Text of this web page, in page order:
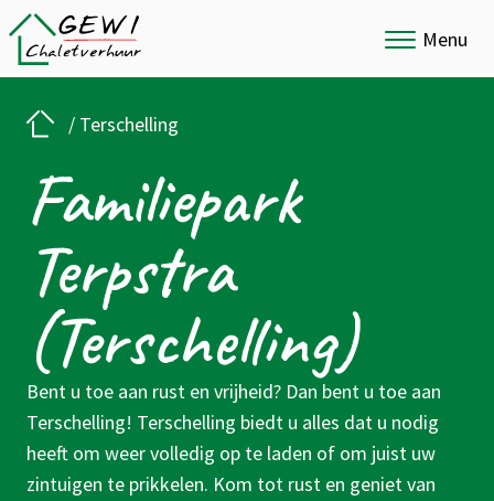
Menu
/ Terschelling
Familiepark
Terpstra
(Terschelling)
Bent u toe aan rust en vrijheid? Dan bent u toe aan
Terschelling! Terschelling biedt u alles dat u nodig
heeft om weer volledig op te laden of om juist uw
zintuigen te prikkelen. Kom tot rust en geniet van